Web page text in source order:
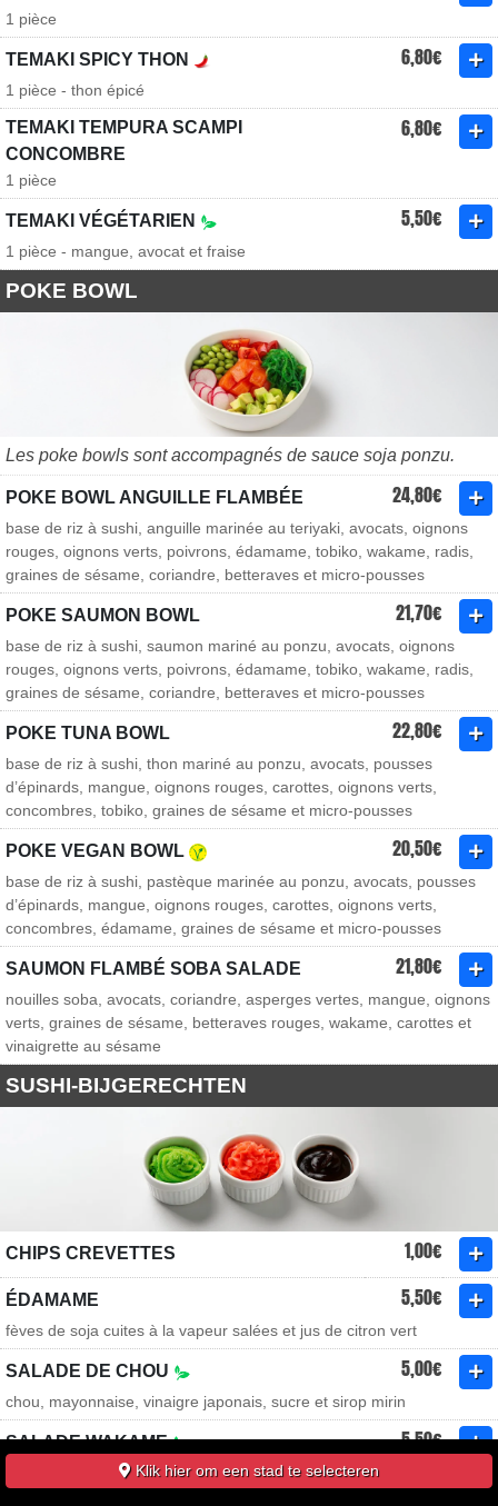
1 pièce
TEMAKI SPICY THON 6,80€
1 pièce - thon épicé
TEMAKI TEMPURA SCAMPI
CONCOMBRE
6,80€
1 pièce
TEMAKI VÉGÉTARIEN 5,50€
1 pièce - mangue, avocat et fraise
POKE BOWL
Les poke bowls sont accompagnés de sauce soja ponzu.
POKE BOWL ANGUILLE FLAMBÉE 24,80€
base de riz à sushi, anguille marinée au teriyaki, avocats, oignons
rouges, oignons verts, poivrons, édamame, tobiko, wakame, radis,
graines de sésame, coriandre, betteraves et micro-pousses
POKE SAUMON BOWL 21,70€
base de riz à sushi, saumon mariné au ponzu, avocats, oignons
rouges, oignons verts, poivrons, édamame, tobiko, wakame, radis,
graines de sésame, coriandre, betteraves et micro-pousses
POKE TUNA BOWL 22,80€
base de riz à sushi, thon mariné au ponzu, avocats, pousses
d’épinards, mangue, oignons rouges, carottes, oignons verts,
concombres, tobiko, graines de sésame et micro-pousses
POKE VEGAN BOWL 20,50€
base de riz à sushi, pastèque marinée au ponzu, avocats, pousses
d’épinards, mangue, oignons rouges, carottes, oignons verts,
concombres, édamame, graines de sésame et micro-pousses
SAUMON FLAMBÉ SOBA SALADE 21,80€
nouilles soba, avocats, coriandre, asperges vertes, mangue, oignons
verts, graines de sésame, betteraves rouges, wakame, carottes et
vinaigrette au sésame
SUSHI-BIJGERECHTEN
CHIPS CREVETTES 1,00€
ÉDAMAME 5,50€
fèves de soja cuites à la vapeur salées et jus de citron vert
SALADE DE CHOU 5,00€
chou, mayonnaise, vinaigre japonais, sucre et sirop mirin
SALADE WAKAME 5,50€
Klik hier om een stad te selecteren